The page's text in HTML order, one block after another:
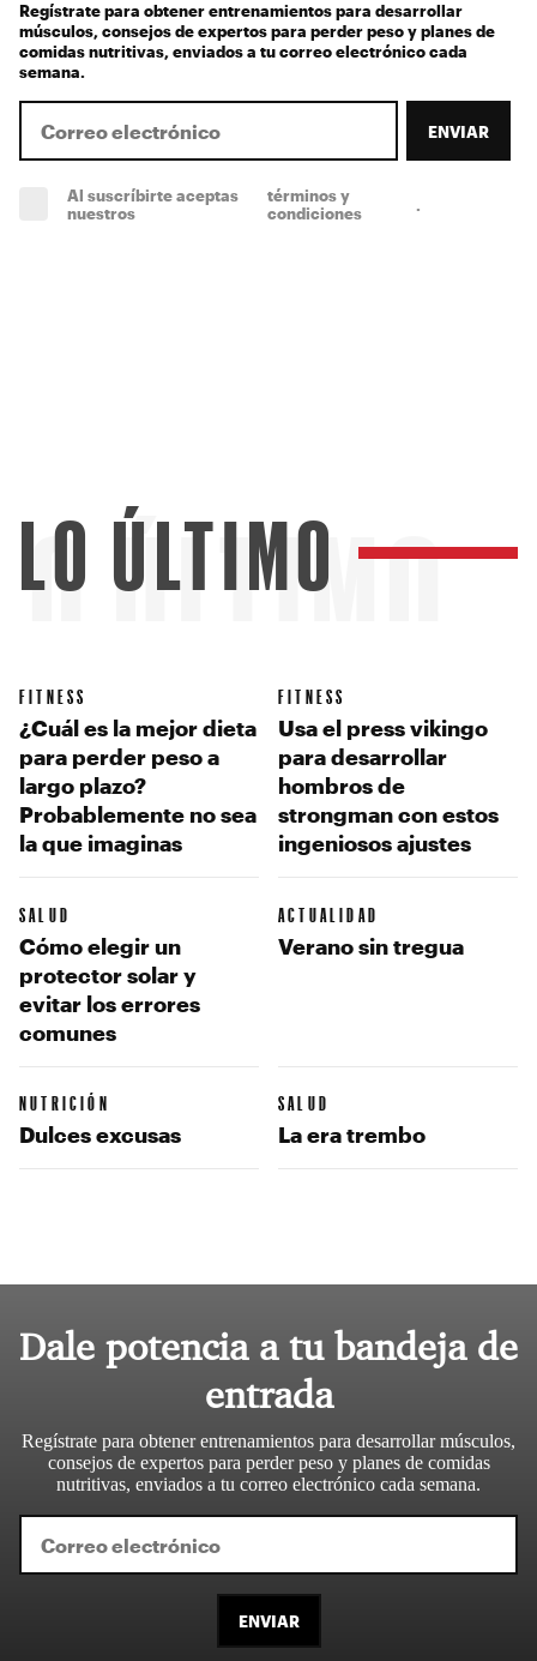
Regístrate para obtener entrenamientos para desarrollar
músculos, consejos de expertos para perder peso y planes de
comidas nutritivas, enviados a tu correo electrónico cada
semana.
ENVIAR
Al suscríbirte aceptas
nuestros
términos y
condiciones
ÚLTIMO
LO ÚLTIMO
FITNESS
¿Cuál es la mejor dieta
para perder peso a
largo plazo?
Probablemente no sea
la que imaginas
FITNESS
Usa el press vikingo
para desarrollar
hombros de
strongman con estos
ingeniosos ajustes
SALUD
Cómo elegir un
protector solar y
evitar los errores
comunes
ACTUALIDAD
Verano sin tregua
NUTRICIÓN
Dulces excusas
SALUD
La era trembo
Dale potencia a tu bandeja de
entrada
Regístrate para obtener entrenamientos para desarrollar músculos,
consejos de expertos para perder peso y planes de comidas
nutritivas, enviados a tu correo electrónico cada semana.
ENVIAR